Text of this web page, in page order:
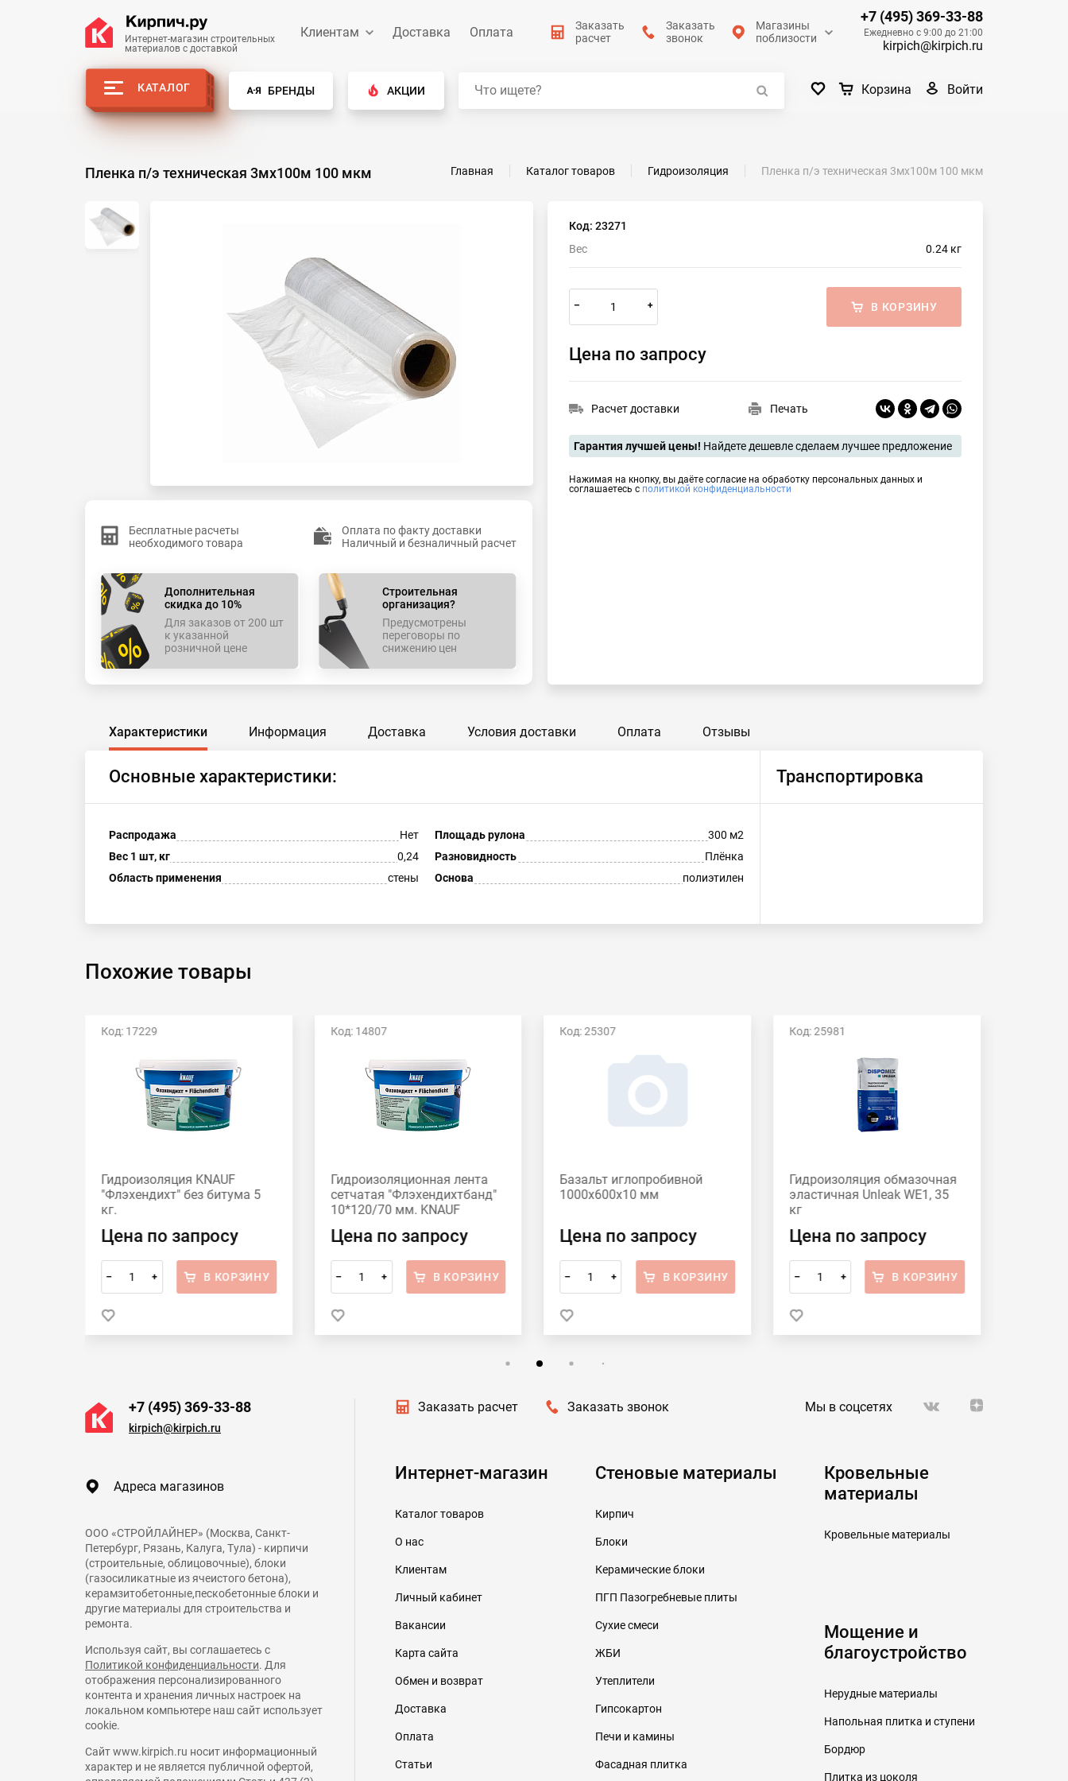
Интернет-магазин строительных
материалов с доставкой
Клиентам Доставка Оплата
Заказать
расчет
Заказать
звонок
Магазины
поблизости
+7 (495) 369-33-88
Ежедневно с 9:00 до 21:00
kirpich@kirpich.ru
КАТАЛОГ БРЕНДЫ АКЦИИ Корзина Войти
Пленка п/э техническая 3мх100м 100 мкм Главная Каталог товаров Гидроизоляция Пленка п/э техническая 3мх100м 100 мкм
Бесплатные расчеты
необходимого товара
Оплата по факту доставки
Наличный и безналичный расчет
Дополнительная
скидка до 10%
Для заказов от 200 шт
к указанной
розничной цене
Строительная
организация?
Предусмотрены
переговоры по
снижению цен
Код: 23271
Вес
0.24 кг
– + В КОРЗИНУ
Цена по запросу
Расчет доставки Печать
Гарантия лучшей цены! Найдете дешевле сделаем лучшее предложение
Нажимая на кнопку, вы даёте согласие на обработку персональных данных и
соглашаетесь с политикой конфиденциальности
Характеристики Информация Доставка Условия доставки Оплата Отзывы
Основные характеристики:
Распродажа Нет Площадь рулона
300 м2
Вес 1 шт, кг
0,24 Разновидность
Плёнка
Область применения
стены Основа полиэтилен
Транспортировка
Похожие товары
Код: 17229
Гидроизоляция KNAUF
"Флэхендихт" без битума 5
кг.
Цена по запросу
– + В КОРЗИНУ
Код: 14807
Гидроизоляционная лента
сетчатая "Флэхендихтбанд"
10*120/70 мм. KNAUF
Цена по запросу
– + В КОРЗИНУ
Код: 25307
Базальт иглопробивной
1000х600х10 мм
Цена по запросу
– + В КОРЗИНУ
Код: 25981
Гидроизоляция обмазочная
эластичная Unleak WE1, 35
кг
Цена по запросу
– + В КОРЗИНУ
+7 (495) 369-33-88
kirpich@kirpich.ru
Адреса магазинов
ООО «СТРОЙЛАЙНЕР» (Москва, Санкт-
Петербург, Рязань, Калуга, Тула) - кирпичи
(строительные, облицовочные), блоки
(газосиликатные из ячеистого бетона),
керамзитобетонные,пескобетонные блоки и
другие материалы для строительства и
ремонта.
Используя сайт, вы соглашаетесь с
Политикой конфиденциальности. Для
отображения персонализированного
контента и хранения личных настроек на
локальном компьютере наш сайт использует
cookie.
Сайт www.kirpich.ru носит информационный
характер и не является публичной офертой,
Заказать расчет Заказать звонок Мы в соцсетях
Интернет-магазин
Каталог товаров
О нас
Клиентам
Личный кабинет
Вакансии
Карта сайта
Обмен и возврат
Доставка
Оплата
Статьи
Стеновые материалы
Кирпич
Блоки
Керамические блоки
ПГП Пазогребневые плиты
Сухие смеси
ЖБИ
Утеплители
Гипсокартон
Печи и камины
Фасадная плитка
Кровельные
материалы
Кровельные материалы
Мощение и
благоустройство
Нерудные материалы
Напольная плитка и ступени
Бордюр
Плитка из цоколя